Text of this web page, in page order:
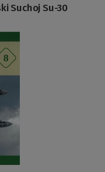
Suchoj Su-30